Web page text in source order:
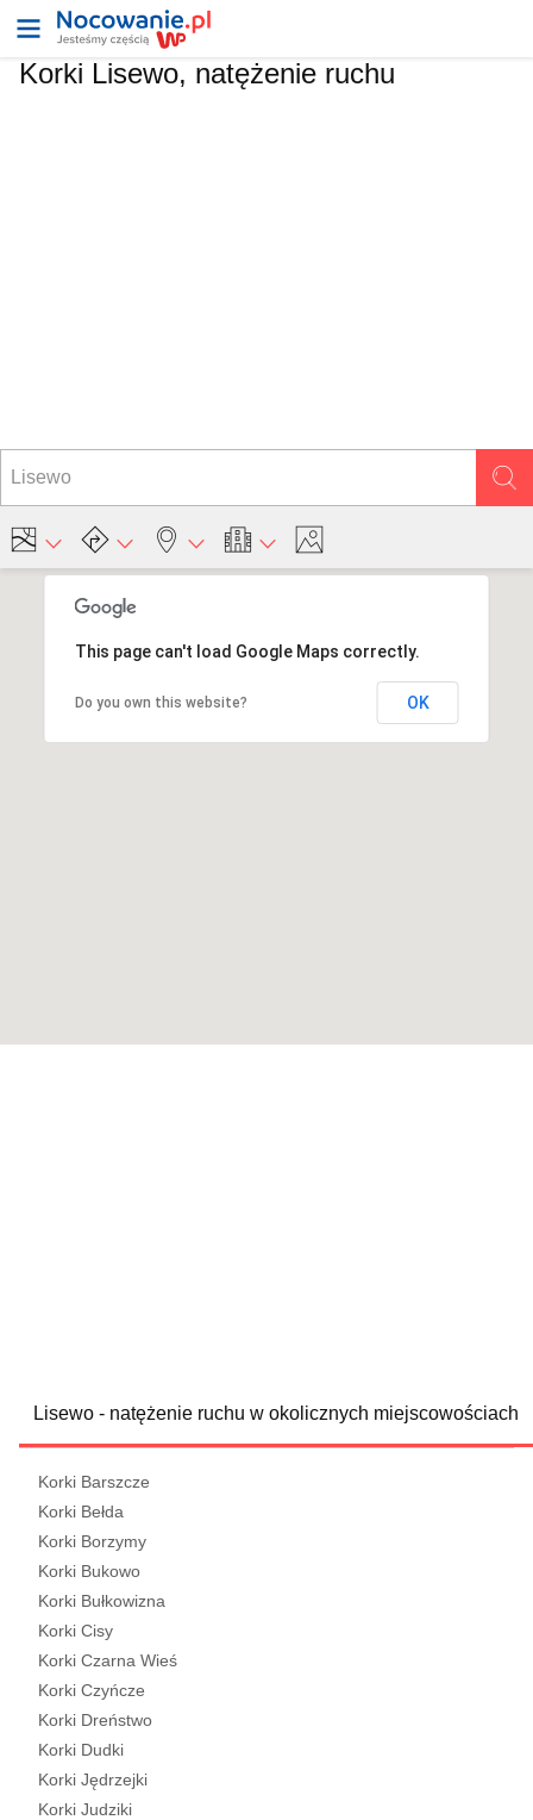
Korki Lisewo, natężenie ruchu
This page can't load Google Maps correctly.
Do you own this website? OK
Lisewo - natężenie ruchu w okolicznych miejscowościach
Korki Barszcze
Korki Bełda
Korki Borzymy
Korki Bukowo
Korki Bułkowizna
Korki Cisy
Korki Czarna Wieś
Korki Czyńcze
Korki Dreństwo
Korki Dudki
Korki Jędrzejki
Korki Judziki